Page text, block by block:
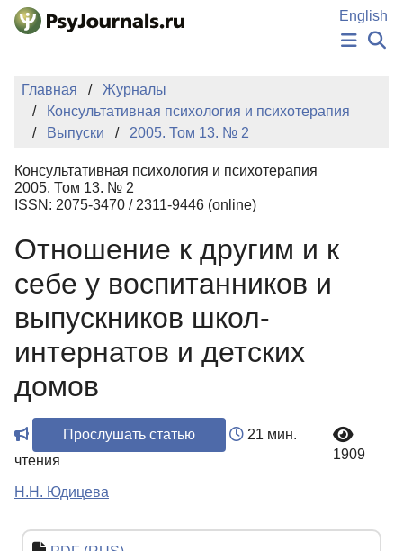
Перейти к основному содержанию
English
НОВОСТИ
АВТОРЫ
КЛЮЧЕВЫЕ СЛОВА
Регистрация
Главная
Журналы
Консультативная психология и психотерапия
Выпуски
2005. Том 13. № 2
Консультативная психология и психотерапия
2005. Том 13. № 2
ISSN: 2075-3470 / 2311-9446 (online)
Отношение к другим и к
себе у воспитанников и
выпускников школ-
интернатов и детских
домов
Прослушать статью
21 мин.
чтения
1909
Н.Н. Юдицева